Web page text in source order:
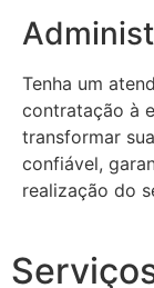
Tenha um
contratação à
transformar
confiável,
realização do